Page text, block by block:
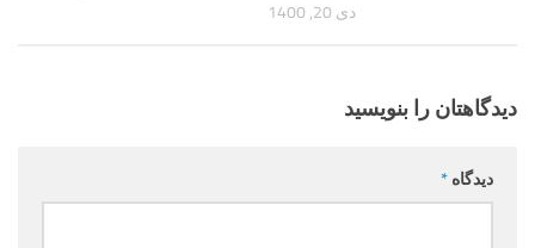
دی 20, 1400
دیدگاهتان را بنویسید
دیدگاه *